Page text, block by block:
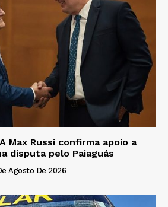
Max Russi confirma apoio a
disputa pelo Paiaguás
Agosto De 2026